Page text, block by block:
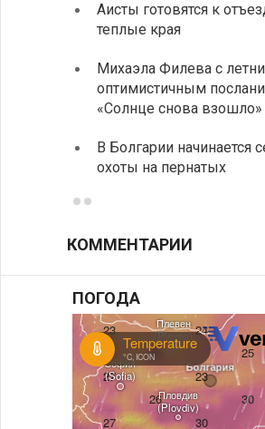
Аисты готовятся к
теплые края
Михаэла Филева с
оптимистичным
«Солнце снова взошло»
В Болгарии начинается
охоты на пернатых
КОММЕНТАРИИ
ПОГОДА